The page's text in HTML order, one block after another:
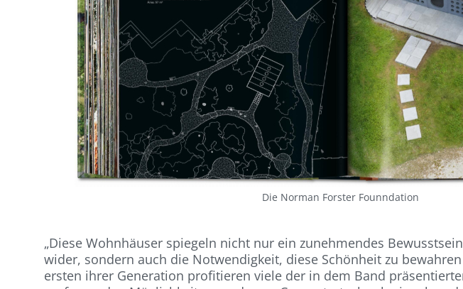
Die Norman Forster Founndation
„Diese Wohnhäuser spiegeln nicht nur ein zunehmendes
wider, sondern auch die Notwendigkeit, diese Schönheit zu
ersten ihrer Generation profitieren viele der in dem Band